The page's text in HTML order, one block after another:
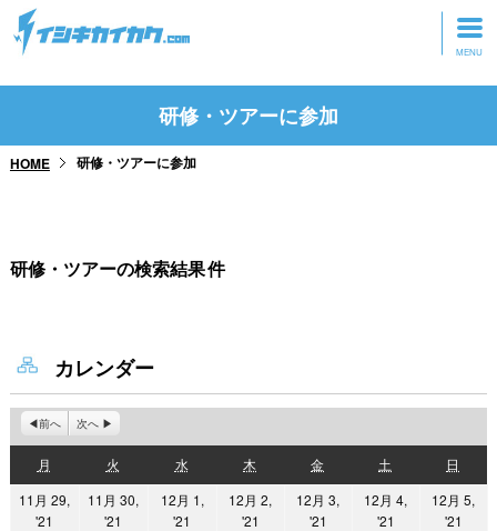
トップページ
研修・ツアーに参加
研修・ツアーに参加
HOME 研修・ツアーに参加
研修・ツアーの検索結果件
カレンダー
前へ 次へ
月
曜
日
火
曜
日
水水
曜
日
木
曜
日
金金
曜
日
土
曜
日
日
曜
日
11月 29,
'21
11月 30,
'21
12月 1,
'21
12月 2,
'21
12月 3,
'21
12月 4,
'21
12月 5,
'21